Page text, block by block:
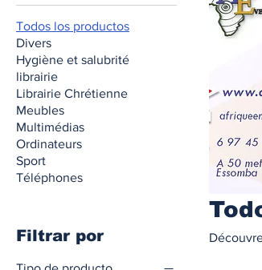
Todos los productos
Divers
Hygiène et salubrité
librairie
Librairie Chrétienne
Meubles
Multimédias
Ordinateurs
Sport
Téléphones
Filtrar por